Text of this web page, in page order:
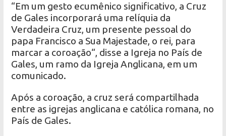
“Em um gesto ecumênico significativo, a Cruz
de Gales incorporará uma relíquia da
Verdadeira Cruz, um presente pessoal do
papa Francisco a Sua Majestade, o rei, para
marcar a coroação“, disse a Igreja no País de
Gales, um ramo da Igreja Anglicana, em um
comunicado.
Após a coroação, a cruz será compartilhada
entre as igrejas anglicana e católica romana, no
País de Gales.